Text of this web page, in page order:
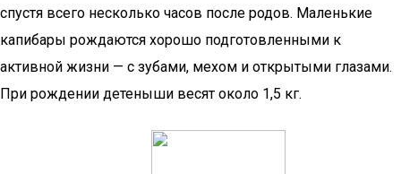
спустя всего несколько часов после родов. Маленькие
капибары рождаются хорошо подготовленными к
активной жизни — с зубами, мехом и открытыми глазами.
При рождении детеныши весят около 1,5 кг.